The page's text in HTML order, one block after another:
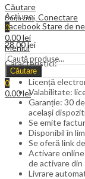
Căutare
Buna ziua, Conectare
0
0.00lei
Meniul
Căutare
0
0.00lei
Acțiune:
FacebookStare de
28.00lei
Caracteristici:
Licență
Valabilitate:
Garanție: 30
același
Se emite
Disponibil în
Se oferă link
Activare
de activare
Livrare